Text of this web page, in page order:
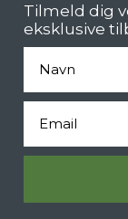
Tilmeld dig
eksklusive